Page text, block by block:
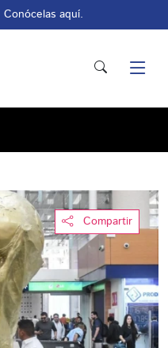
Conócelas aquí.
Compartir